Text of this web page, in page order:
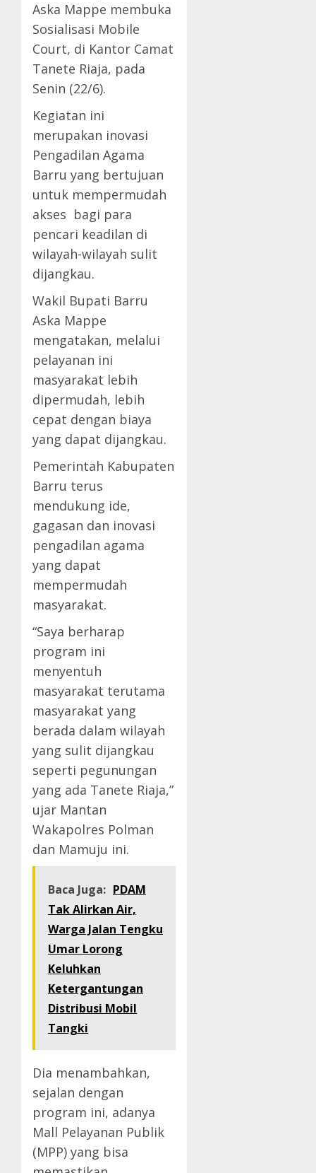
Aska Mappe membuka
Sosialisasi Mobile
Court, di Kantor Camat
Tanete Riaja, pada
Senin (22/6).
Kegiatan ini
merupakan inovasi
Pengadilan Agama
Barru yang bertujuan
untuk mempermudah
akses bagi para
pencari keadilan di
wilayah-wilayah sulit
dijangkau.
Wakil Bupati Barru
Aska Mappe
mengatakan, melalui
pelayanan ini
masyarakat lebih
dipermudah, lebih
cepat dengan biaya
yang dapat dijangkau.
Pemerintah Kabupaten
Barru terus
mendukung ide,
gagasan dan inovasi
pengadilan agama
yang dapat
mempermudah
masyarakat.
“Saya berharap
program ini
menyentuh
masyarakat terutama
masyarakat yang
berada dalam wilayah
yang sulit dijangkau
seperti pegunungan
yang ada Tanete Riaja,”
ujar Mantan
Wakapolres Polman
dan Mamuju ini.
Baca Juga: PDAM
Tak Alirkan Air,
Warga Jalan Tengku
Umar Lorong
Keluhkan
Ketergantungan
Distribusi Mobil
Tangki
Dia menambahkan,
sejalan dengan
program ini, adanya
Mall Pelayanan Publik
(MPP) yang bisa